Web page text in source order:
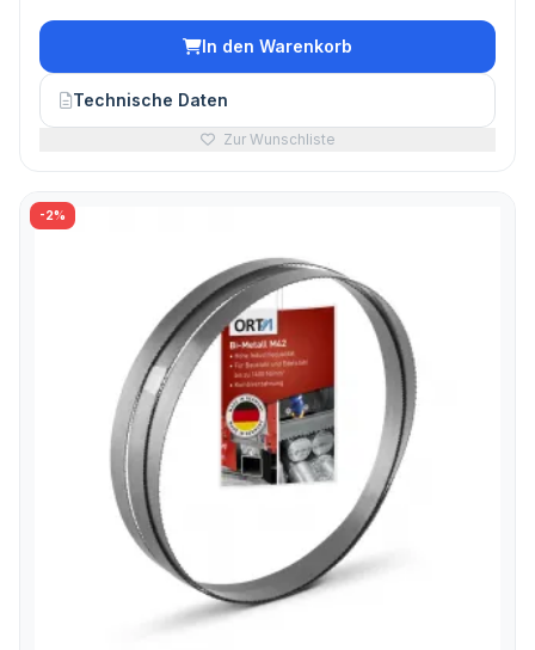
In den Warenkorb
Technische Daten
Zur Wunschliste
-2%